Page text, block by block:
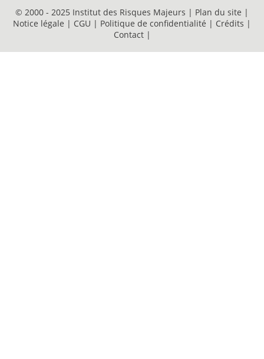
© 2000 - 2025 Institut des Risques Majeurs | Plan du site |
Notice légale | CGU | Politique de confidentialité | Crédits |
Contact |